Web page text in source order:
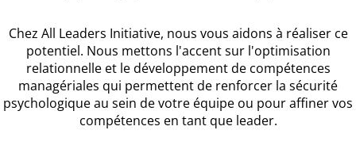
Chez All Leaders Initiative, nous vous aidons à réaliser ce
potentiel. Nous mettons l'accent sur l'optimisation
relationnelle et le développement de compétences
managériales qui permettent de renforcer la sécurité
psychologique au sein de votre équipe ou pour affiner vos
compétences en tant que leader.